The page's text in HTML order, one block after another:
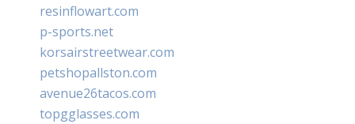
resinflowart.com
p-sports.net
korsairstreetwear.com
petshopallston.com
avenue26tacos.com
topgglasses.com